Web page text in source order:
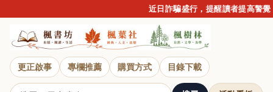
近日詐騙盛行，提醒讀者提高警覺
更正啟事 專欄推薦 購買方式 目錄下載